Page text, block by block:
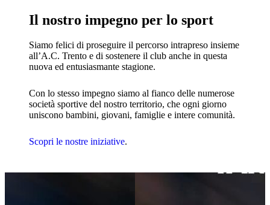
Il nostro impegno per lo sport
Siamo felici di proseguire il percorso intrapreso insieme
all’A.C. Trento e di sostenere il club anche in questa
nuova ed entusiasmante stagione.
Con lo stesso impegno siamo al fianco delle numerose
società sportive del nostro territorio, che ogni giorno
uniscono bambini, giovani, famiglie e intere comunità.
Scopri le nostre iniziative.